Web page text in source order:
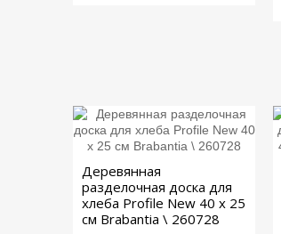
Деревянная
разделочная доска для
хлеба Profile New 40 х 25
см Brabantia \ 260728